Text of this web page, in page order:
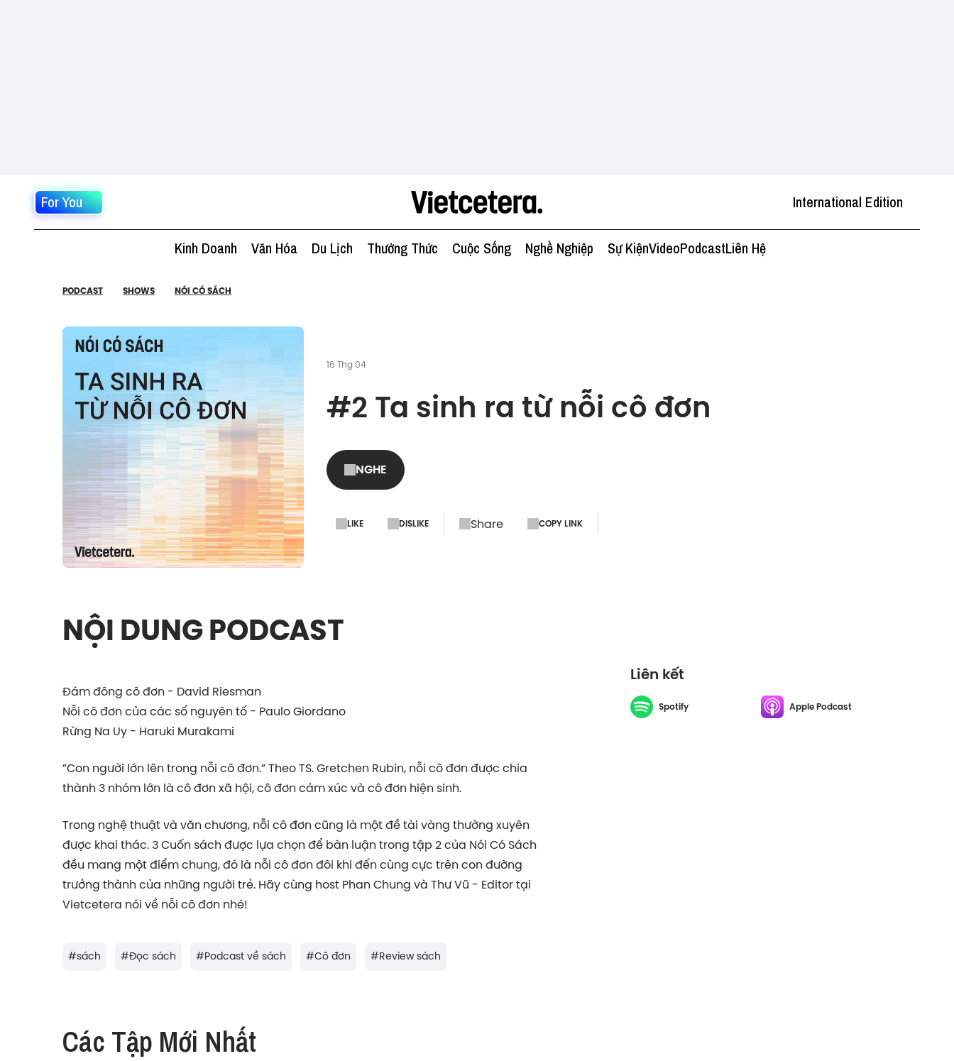
For You International Edition
Kinh Doanh Văn Hóa Du Lịch Thưởng Thức Cuộc Sống Nghề Nghiệp Sự KiệnVideoPodcastLiên Hệ
PODCAST SHOWS NÓI CÓ SÁCH
16 Thg 04
#2 Ta sinh ra từ nỗi cô đơn
NGHE
LIKE DISLIKE Share COPY LINK
NỘI DUNG PODCAST
Đám đông cô đơn - David Riesman
Nỗi cô đơn của các số nguyên tố - Paulo Giordano
Rừng Na Uy - Haruki Murakami
”Con người lớn lên trong nỗi cô đơn.” Theo TS. Gretchen Rubin, nỗi cô đơn được chia
thành 3 nhóm lớn là cô đơn xã hội, cô đơn cảm xúc và cô đơn hiện sinh.
Trong nghệ thuật và văn chương, nỗi cô đơn cũng là một đề tài vàng thường xuyên
được khai thác. 3 Cuốn sách được lựa chọn để bàn luận trong tập 2 của Nói Có Sách
đều mang một điểm chung, đó là nỗi cô đơn đôi khi đến cùng cực trên con đường
trưởng thành của những người trẻ. Hãy cùng host Phan Chung và Thư Vũ - Editor tại
Vietcetera nói về nỗi cô đơn nhé!
Liên kết
Spotify Apple Podcast
#sách #Đọc sách #Podcast về sách #Cô đơn #Review sách
Các Tập Mới Nhất